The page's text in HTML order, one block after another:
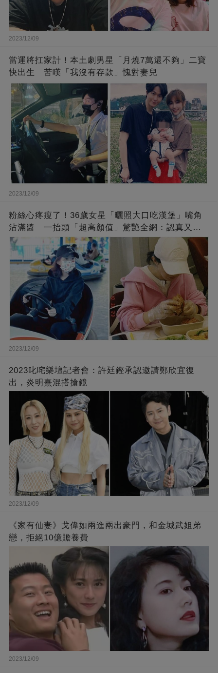
2023/12/09
當運將扛家計！本土劇男星「月燒7萬還不夠」二寶
快出生 苦嘆「我沒有存款」愧對妻兒
2023/12/09
粉絲心疼瘦了！36歲女星「曬照大口吃漢堡」嘴角
沾滿醬 一抬頭「超高顏值」驚艷全網：認真又美
麗!
2023/12/09
2023叱咤樂壇記者會：許廷鏗承認邀請鄭欣宜復
出，炎明熹混搭搶鏡
2023/12/09
《家有仙妻》戈偉如兩進兩出豪門，和金城武姐弟
戀，拒絕10億贍養費
2023/12/09